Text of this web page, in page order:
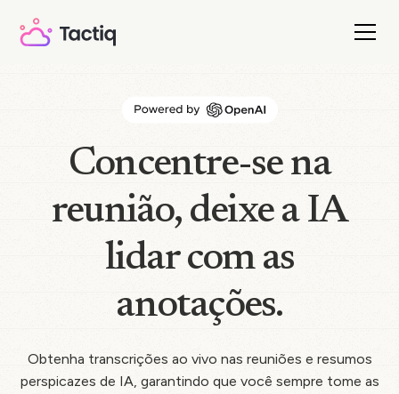
Concentre-se na
reunião, deixe a IA
lidar com as
anotações.
Obtenha transcrições ao vivo nas reuniões e resumos
perspicazes de IA, garantindo que você sempre tome as